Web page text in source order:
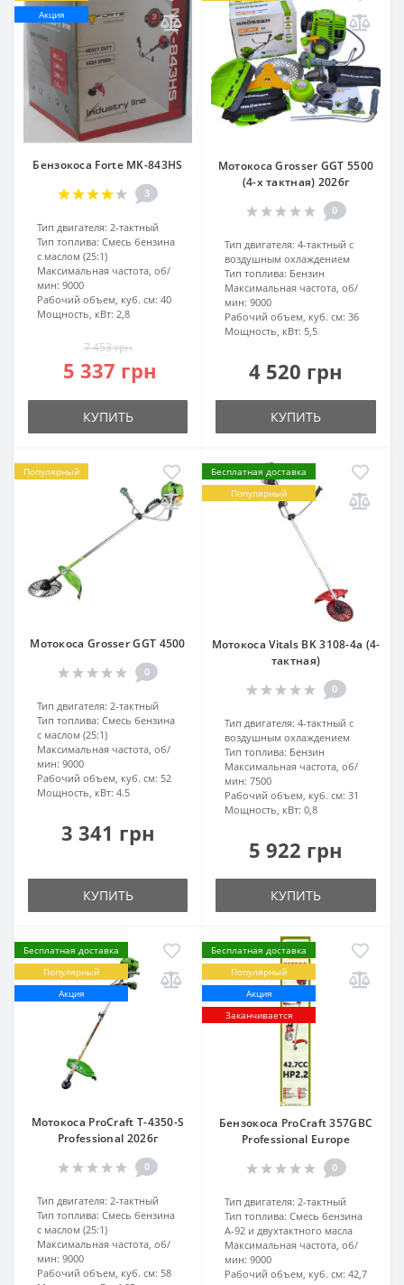
Акция
Бензокоса Forte MK-843HS
3
Тип двигателя: 2-тактный
Тип топлива: Смесь бензина
с маслом (25:1)
Максимальная частота, об/
мин: 9000
Рабочий объем, куб. см: 40
Мощность, кВт: 2,8
7 453 грн
5 337 грн
КУПИТЬ
Мотокоса Grosser GGT 5500
(4-х тактная) 2026г
0
Тип двигателя: 4-тактный с
воздушным охлаждением
Тип топлива: Бензин
Максимальная частота, об/
мин: 9000
Рабочий объем, куб. см: 36
Мощность, кВт: 5,5
4 520 грн
КУПИТЬ
Популярный
Мотокоса Grosser GGT 4500
0
Тип двигателя: 2-тактный
Тип топлива: Смесь бензина
с маслом (25:1)
Максимальная частота, об/
мин: 9000
Рабочий объем, куб. см: 52
Мощность, кВт: 4.5
3 341 грн
КУПИТЬ
Бесплатная доставка
Популярный
Мотокоса Vitals BK 3108-4a (4-
тактная)
0
Тип двигателя: 4-тактный с
воздушным охлаждением
Тип топлива: Бензин
Максимальная частота, об/
мин: 7500
Рабочий объем, куб. см: 31
Мощность, кВт: 0,8
5 922 грн
КУПИТЬ
Бесплатная доставка
Популярный
Акция
Мотокоса ProCraft T-4350-S
Professional 2026г
0
Тип двигателя: 2-тактный
Тип топлива: Смесь бензина
с маслом (25:1)
Максимальная частота, об/
мин: 9000
Рабочий объем, куб. см: 58
Бесплатная доставка
Популярный
Акция
Заканчивается
Бензокоса ProCraft 357GBC
Professional Europe
0
Тип двигателя: 2-тактный
Тип топлива: Смесь бензина
А-92 и двухтактного масла
Максимальная частота, об/
мин: 9000
Рабочий объем, куб. см: 42,7